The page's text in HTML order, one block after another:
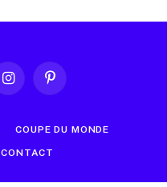
InstagramPinterest
COUPE DU MONDE
CONTACT